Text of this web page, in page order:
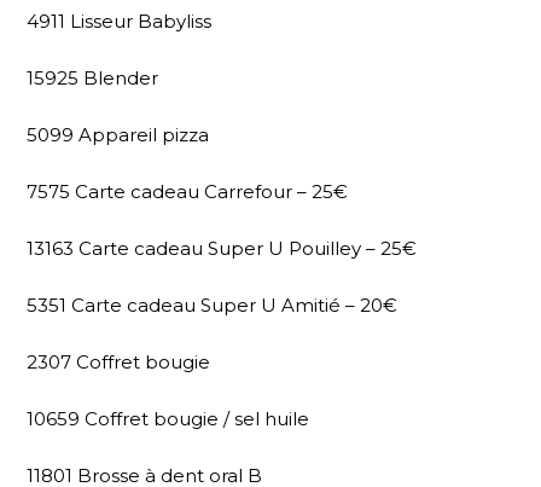
4911 Lisseur Babyliss
15925 Blender
5099 Appareil pizza
7575 Carte cadeau Carrefour – 25€
13163 Carte cadeau Super U Pouilley – 25€
5351 Carte cadeau Super U Amitié – 20€
2307 Coffret bougie
10659 Coffret bougie / sel huile
11801 Brosse à dent oral B